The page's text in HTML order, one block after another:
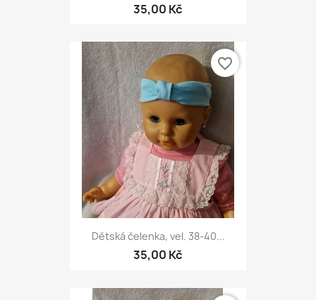
35,00 Kč
Dětská čelenka, vel. 38-40...
35,00 Kč
favorite_border